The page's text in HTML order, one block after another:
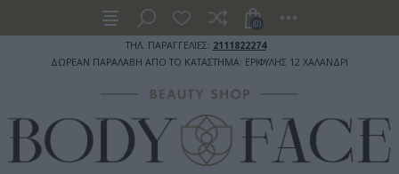
ΤΗΛ. ΠΑΡΑΓΓΕΛΙΕΣ: 2111822274
ΔΩΡΕΑΝ ΠΑΡΑΛΑΒΗ ΑΠΟ ΤΟ ΚΑΤΑΣΤΗΜΑ: ΕΡΙΦΥΛΗΣ 12 ΧΑΛΑΝΔΡΙ
(0)